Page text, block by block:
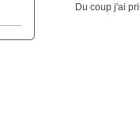
Du coup j'ai